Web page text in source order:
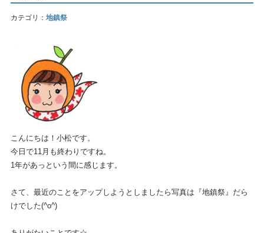
カテゴリ： 地鎮祭
こんにちは！小松です。
今日で11月も終わりですね。
1年があっという間に感じます。
さて、最近のことをアップしようとしましたら写真は『地鎮祭』だら
けでした(^o^)